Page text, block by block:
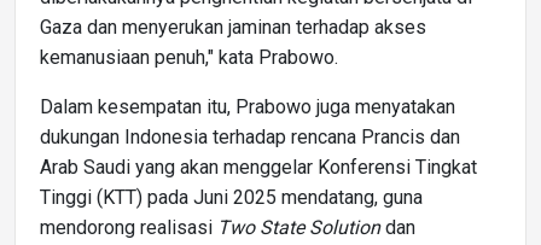
Gaza dan menyerukan jaminan terhadap akses
kemanusiaan penuh," kata Prabowo.
Dalam kesempatan itu, Prabowo juga menyatakan
dukungan Indonesia terhadap rencana Prancis dan
Arab Saudi yang akan menggelar Konferensi Tingkat
Tinggi (KTT) pada Juni 2025 mendatang, guna
mendorong realisasi Two State Solutiondan